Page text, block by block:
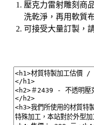
壓克力雷射雕刻商
洗乾淨，再用軟質
可接受大量訂製，